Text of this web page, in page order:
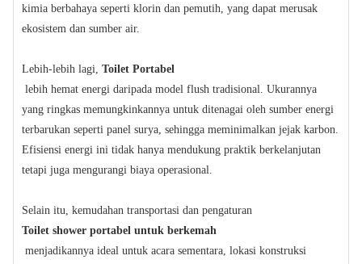
kimia berbahaya seperti klorin dan pemutih, yang dapat merusak
ekosistem dan sumber air.
Lebih-lebih lagi, Toilet Portabel
lebih hemat energi daripada model flush tradisional. Ukurannya
yang ringkas memungkinkannya untuk ditenagai oleh sumber energi
terbarukan seperti panel surya, sehingga meminimalkan jejak karbon.
Efisiensi energi ini tidak hanya mendukung praktik berkelanjutan
tetapi juga mengurangi biaya operasional.
Selain itu, kemudahan transportasi dan pengaturan
Toilet shower portabel untuk berkemah
menjadikannya ideal untuk acara sementara, lokasi konstruksi